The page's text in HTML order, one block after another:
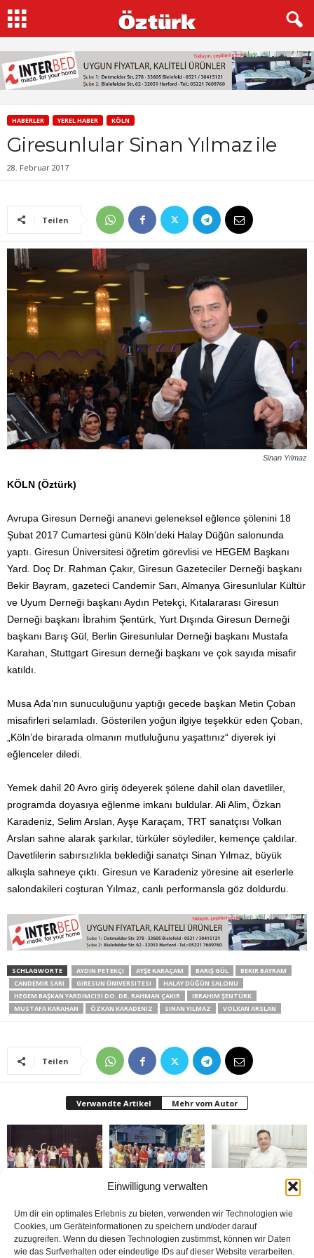
Einwilligung verwalten
Um dir ein optimales Erlebnis zu bieten, verwenden wir Technologien wie
Cookies, um Geräteinformationen zu speichern und/oder darauf
zuzugreifen. Wenn du diesen Technologien zustimmst, können wir Daten
wie das Surfverhalten oder eindeutige IDs auf dieser Website verarbeiten.
HABERLER YEREL HABER KÖLN
Giresunlular Sinan Yılmaz ile
28. Februar 2017
Teilen
Sinan Yılmaz
KÖLN (Öztürk)
Avrupa Giresun Derneği ananevi geleneksel eğlence şölenini 18
Şubat 2017 Cumartesi günü Köln’deki Halay Düğün salonunda
yaptı. Giresun Üniversitesi öğretim görevlisi ve HEGEM Başkanı
Yard. Doç Dr. Rahman Çakır, Giresun Gazeteciler Derneği başkanı
Bekir Bayram, gazeteci Candemir Sarı, Almanya Giresunlular Kültür
ve Uyum Derneği başkanı Aydın Petekçi, Kıtalararası Giresun
Derneği başkanı İbrahim Şentürk, Yurt Dışında Giresun Derneği
başkanı Barış Gül, Berlin Giresunlular Derneği başkanı Mustafa
Karahan, Stuttgart Giresun derneği başkanı ve çok sayıda misafir
katıldı.
Musa Ada’nın sunuculuğunu yaptığı gecede başkan Metin Çoban
misafirleri selamladı. Gösterilen yoğun ilgiye teşekkür eden Çoban,
„Köln’de birarada olmanın mutluluğunu yaşattınız“ diyerek iyi
eğlenceler diledi.
Yemek dahil 20 Avro giriş ödeyerek şölene dahil olan davetliler,
programda doyasıya eğlenme imkanı buldular. Ali Alim, Özkan
Karadeniz, Selim Arslan, Ayşe Karaçam, TRT sanatçısı Volkan
Arslan sahne alarak şarkılar, türküler söylediler, kemençe çaldılar.
Davetlilerin sabırsızlıkla beklediği sanatçı Sinan Yılmaz, büyük
alkışla sahneye çıktı. Giresun ve Karadeniz yöresine ait eserlerle
salondakileri coşturan Yılmaz, canlı performansla göz doldurdu.
SCHLAGWORTE AYDIN PETEKÇI AYŞE KARAÇAM BARIŞ GÜL
BEKIR BAYRAM
CANDEMIR SARI
GIRESUN ÜNIVERSITESI
HALAY DÜĞÜN SALONU
HEGEM BAŞKAN YARDIMCISI DO. DR. RAHMAN ÇAKIR
IBRAHIM ŞENTÜRK
MUSTAFA KARAHAN
ÖZKAN KARADENIZ SINAN YILMAZ VOLKAN ARSLAN
Teilen
Verwandte Artikel Mehr vom Autor
Festivali yapıldı
Yabancılar Haftası
donduruldu